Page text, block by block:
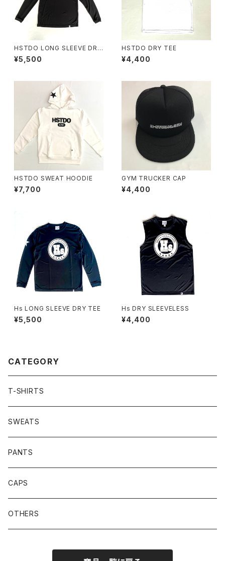
HSTDO LONG SLEEVE DRY
TEE
¥5,500
HSTDO DRY TEE
¥4,400
HSTDO SWEAT HOODIE
¥7,700
GYM TRUCKER CAP
¥4,400
Hs LONG SLEEVE DRY TEE
¥5,500
Hs DRY SLEEVELESS
¥4,400
CATEGORY
T-SHIRTS
SWEATS
PANTS
CAPS
OTHERS